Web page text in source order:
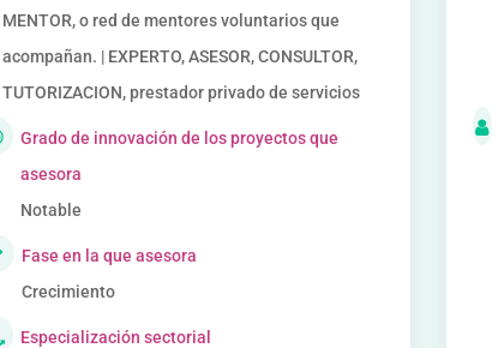
MENTOR, o red de mentores voluntarios que
acompañan. | EXPERTO, ASESOR, CONSULTOR,
TUTORIZACION, prestador privado de servicios
Grado de innovación de los proyectos que
asesora
Notable
Fase en la que asesora
Crecimiento
Especialización sectorial